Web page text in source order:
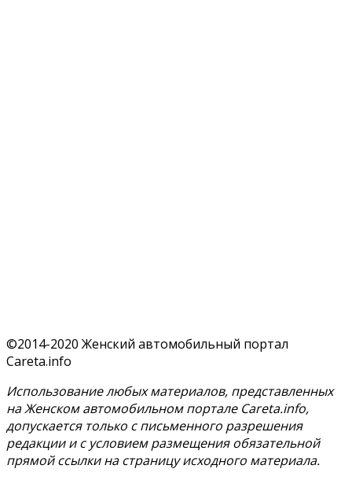
©2014-2020 Женский автомобильный портал
Careta.info
Использование любых материалов, представленных
на Женском автомобильном портале Careta.info,
допускается только с письменного разрешения
редакции и с условием размещения обязательной
прямой ссылки на страницу исходного материала.